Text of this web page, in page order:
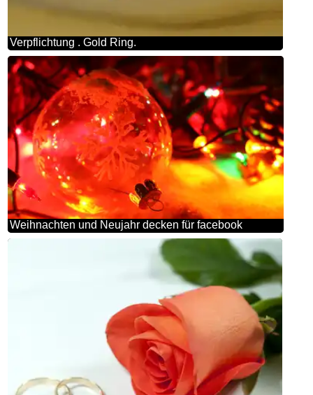
Verpflichtung . Gold Ring.
Weihnachten und Neujahr decken für facebook